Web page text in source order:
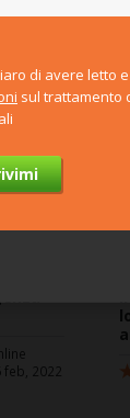
Soro
feb, 2022
Nega tutti
di avere letto
sul trattamento